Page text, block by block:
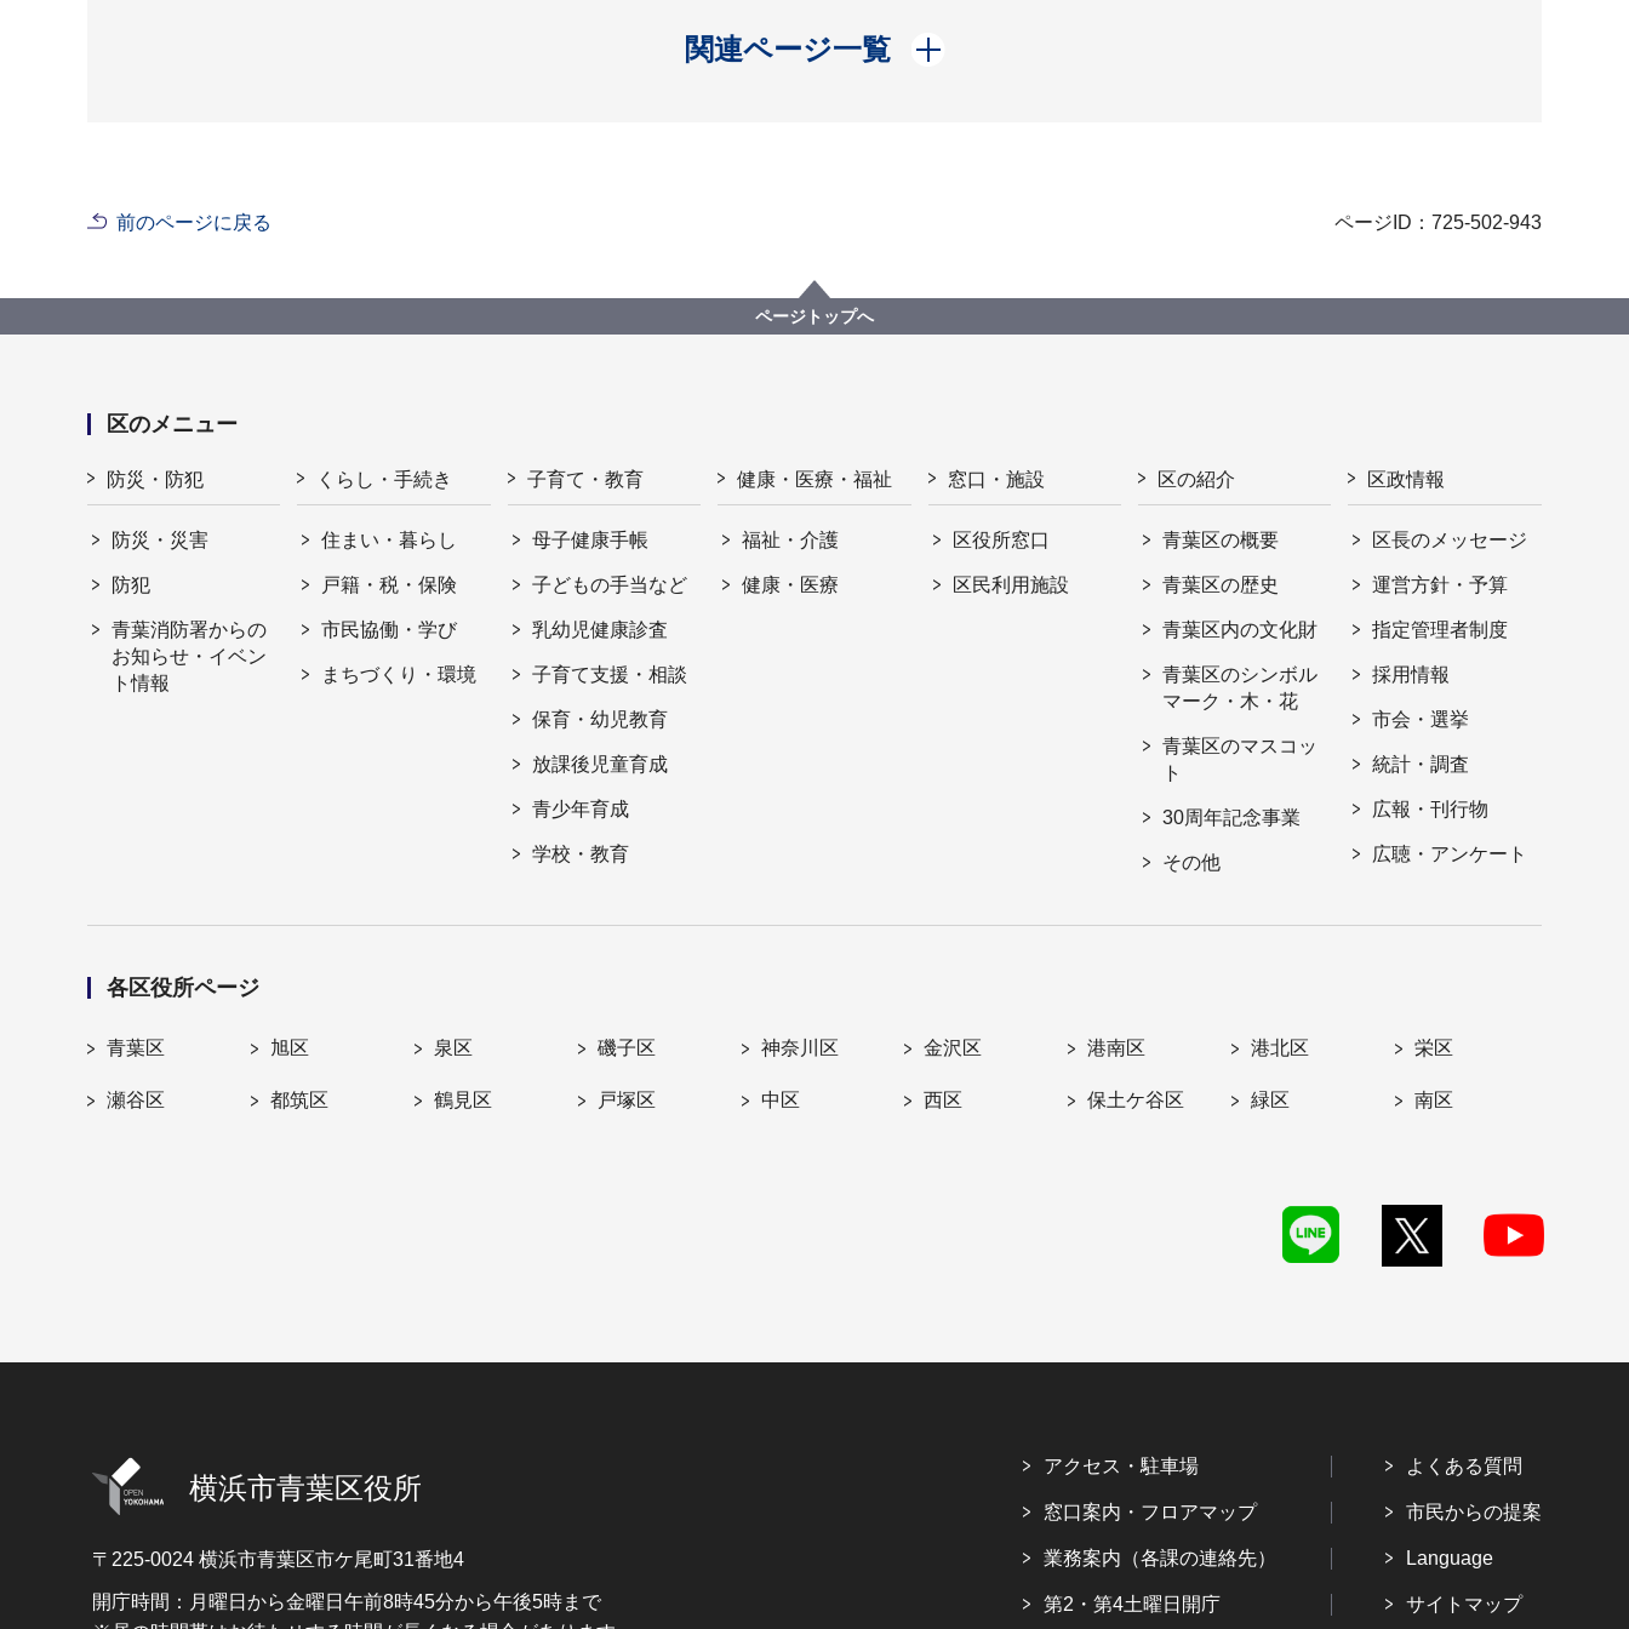
関連ページ一覧
開く
前のページに戻る ページID：725-502-943
ページトップへ
区のメニュー
防災・防犯
防災・災害
防犯
青葉消防署からの
お知らせ・イベン
ト情報
くらし・手続き
住まい・暮らし
戸籍・税・保険
市民協働・学び
まちづくり・環境
子育て・教育
母子健康手帳
子どもの手当など
乳幼児健康診査
子育て支援・相談
保育・幼児教育
放課後児童育成
青少年育成
学校・教育
健康・医療・福祉
福祉・介護
健康・医療
窓口・施設
区役所窓口
区民利用施設
区の紹介
青葉区の概要
青葉区の歴史
青葉区内の文化財
青葉区のシンボル
マーク・木・花
青葉区のマスコッ
ト
30周年記念事業
その他
区政情報
区長のメッセージ
運営方針・予算
指定管理者制度
採用情報
市会・選挙
統計・調査
広報・刊行物
広聴・アンケート
各区役所ページ
青葉区 旭区 泉区 磯子区 神奈川区 金沢区 港南区 港北区 栄区
瀬谷区 都筑区 鶴見区 戸塚区 中区 西区 保土ケ谷区 緑区 南区
横浜市青葉区役所
〒225-0024 横浜市青葉区市ケ尾町31番地4
開庁時間：月曜日から金曜日午前8時45分から午後5時まで
アクセス・駐車場
窓口案内・フロアマップ
業務案内（各課の連絡先）
第2・第4土曜日開庁
よくある質問
市民からの提案
Language
サイトマップ